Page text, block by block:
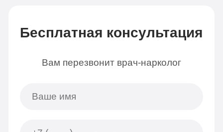
Бесплатная консультация
Вам перезвонит врач-нарколог